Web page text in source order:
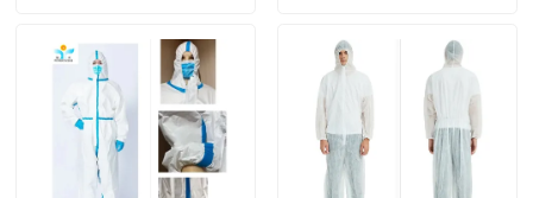
Fabrieksreis
Kwaliteitscontrole